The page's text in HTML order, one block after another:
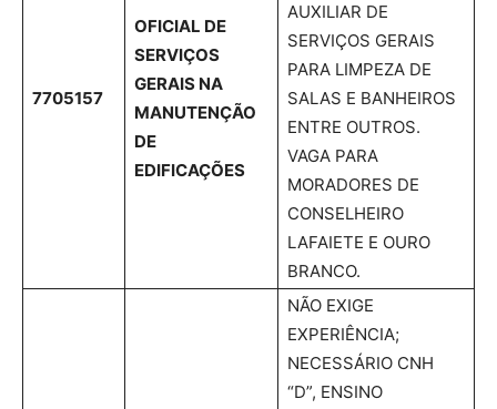
7705157
OFICIAL DE
SERVIÇOS
GERAIS NA
MANUTENÇÃO
DE
EDIFICAÇÕES
AUXILIAR DE
SERVIÇOS GERAIS
PARA LIMPEZA DE
SALAS E BANHEIROS
ENTRE OUTROS.
VAGA PARA
MORADORES DE
CONSELHEIRO
LAFAIETE E OURO
BRANCO.
NÃO EXIGE
EXPERIÊNCIA;
NECESSÁRIO CNH
“D”, ENSINO